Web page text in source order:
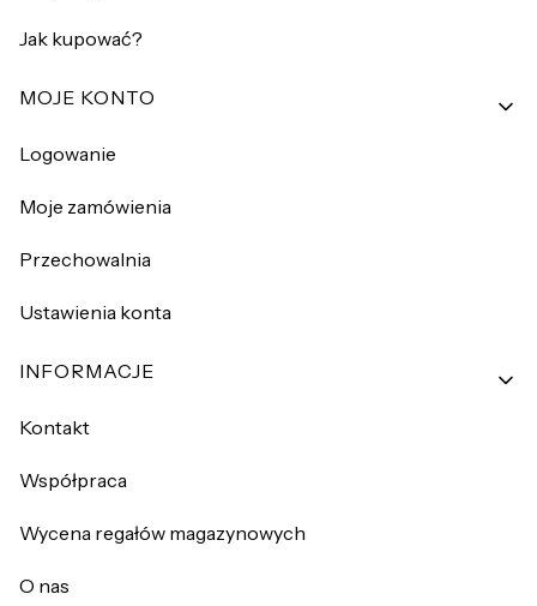
Jak kupować?
MOJE KONTO
Logowanie
Moje zamówienia
Przechowalnia
Ustawienia konta
INFORMACJE
Kontakt
Współpraca
Wycena regałów magazynowych
O nas